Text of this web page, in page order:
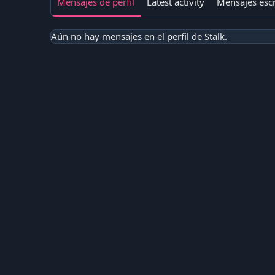
Aún no hay mensajes en el perfil de Stalk.